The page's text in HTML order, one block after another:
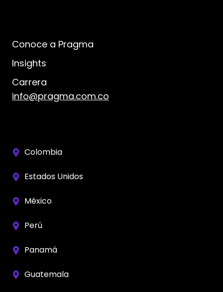
Conoce a Pragma
Insights
Carrera
info@pragma.com.co
Colombia
Estados Unidos
México
Perú
Panamá
Guatemala